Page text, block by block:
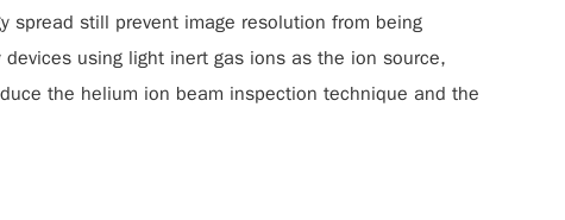
spread still prevent image resolution from being
using light inert gas ions as the ion source,
the helium ion beam inspection technique and the